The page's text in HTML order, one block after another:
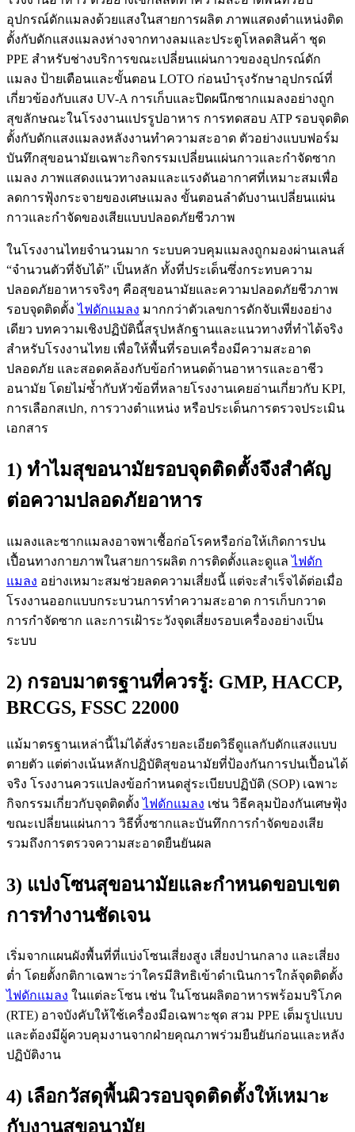
ในโรงงานไทยจำนวนมาก ระบบควบคุมแมลงถูกมองผ่านเลนส์
“จำนวนตัวที่จับได้” เป็นหลัก ทั้งที่ประเด็นซึ่งกระทบความ
ปลอดภัยอาหารจริงๆ คือสุขอนามัยและความปลอดภัยชีวภาพ
รอบจุดติดตั้งไฟดักแมลง มากกว่าตัวเลขการดักจับเพียงอย่าง
เดียว บทความเชิงปฏิบัตินี้สรุปหลักฐานและแนวทางที่ทำได้จริง
สำหรับโรงงานไทย เพื่อให้พื้นที่รอบเครื่องมีความสะอาด
ปลอดภัย และสอดคล้องกับข้อกำหนดด้านอาหารและอาชีว
อนามัย โดยไม่ซ้ำกับหัวข้อที่หลายโรงงานเคยอ่านเกี่ยวกับ KPI,
การเลือกสเปก, การวางตำแหน่ง หรือประเด็นการตรวจประเมิน
เอกสาร
1) ทำไมสุขอนามัยรอบจุดติดตั้งจึงสำคัญ
ต่อความปลอดภัยอาหาร
แมลงและซากแมลงอาจพาเชื้อก่อโรคหรือก่อให้เกิดการปน
เปื้อนทางกายภาพในสายการผลิต การติดตั้งและดูแลไฟดัก
แมลง อย่างเหมาะสมช่วยลดความเสี่ยงนี้ แต่จะสำเร็จได้ต่อเมื่อ
โรงงานออกแบบกระบวนการทำความสะอาด การเก็บกวาด
การกำจัดซาก และการเฝ้าระวังจุดเสี่ยงรอบเครื่องอย่างเป็น
ระบบ
2) กรอบมาตรฐานที่ควรรู้: GMP, HACCP,
BRCGS, FSSC 22000
แม้มาตรฐานเหล่านี้ไม่ได้สั่งรายละเอียดวิธีดูแลกับดักแสงแบบ
ตายตัว แต่ต่างเน้นหลักปฏิบัติสุขอนามัยที่ป้องกันการปนเปื้อนได้
จริง โรงงานควรแปลงข้อกำหนดสู่ระเบียบปฏิบัติ (SOP) เฉพาะ
กิจกรรมเกี่ยวกับจุดติดตั้งไฟดักแมลง เช่น วิธีคลุมป้องกันเศษฟุ้ง
ขณะเปลี่ยนแผ่นกาว วิธีทิ้งซากและบันทึกการกำจัดของเสีย
รวมถึงการตรวจความสะอาดยืนยันผล
3) แบ่งโซนสุขอนามัยและกำหนดขอบเขต
การทำงานชัดเจน
เริ่มจากแผนผังพื้นที่ที่แบ่งโซนเสี่ยงสูง เสี่ยงปานกลาง และเสี่ยง
ต่ำ โดยตั้งกติกาเฉพาะว่าใครมีสิทธิเข้าดำเนินการใกล้จุดติดตั้ง
ไฟดักแมลง ในแต่ละโซน เช่น ในโซนผลิตอาหารพร้อมบริโภค
(RTE) อาจบังคับให้ใช้เครื่องมือเฉพาะชุด สวม PPE เต็มรูปแบบ
และต้องมีผู้ควบคุมงานจากฝ่ายคุณภาพร่วมยืนยันก่อนและหลัง
ปฏิบัติงาน
4) เลือกวัสดุพื้นผิวรอบจุดติดตั้งให้เหมาะ
กับงานสุขอนามัย